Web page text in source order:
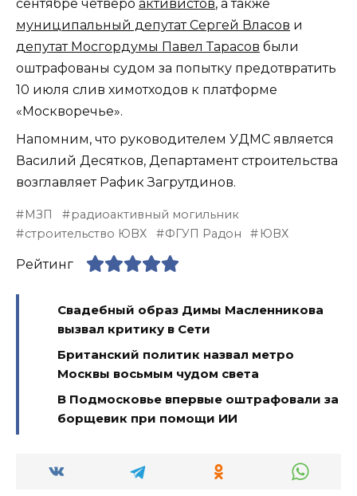
сентябре четверо активистов, а также
муниципальный депутат Сергей Власов и
депутат Мосгордумы Павел Тарасов были
оштрафованы судом за попытку предотвратить
10 июля слив химотходов к платформе
«Москворечье».
Напомним, что руководителем УДМС является
Василий Десятков, Департамент строительства
возглавляет Рафик Загрутдинов.
МЗП
радиоактивный могильник
строительство ЮВХ
ФГУП Радон ЮВХ
Рейтинг
Свадебный образ Димы Масленникова
вызвал критику в Сети
Британский политик назвал метро
Москвы восьмым чудом света
В Подмосковье впервые оштрафовали за
борщевик при помощи ИИ